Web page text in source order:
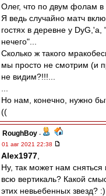
Олег, что по двум фолам
Я ведь случайно матч
гостях в деревне у
нечего"...
Сколько ж такого
мы просто не смотрим (и
не видим?!!!...
Но нам, конечно, нужно
((
RoughBoy -
01 авг 2021 22:38
Alex1977
Ну, так может нам сняться
всю вертикаль? Какой
этих невьебенных звезд? :)